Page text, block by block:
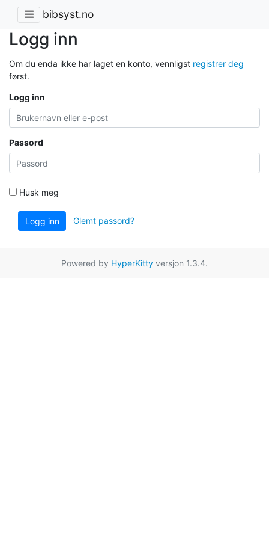
bibsyst.no
Logg inn
Om du enda ikke har laget en konto, vennligst registrer deg
først.
Logg inn
Passord
Husk meg
Logg inn Glemt passord?
Powered by HyperKitty versjon 1.3.4.